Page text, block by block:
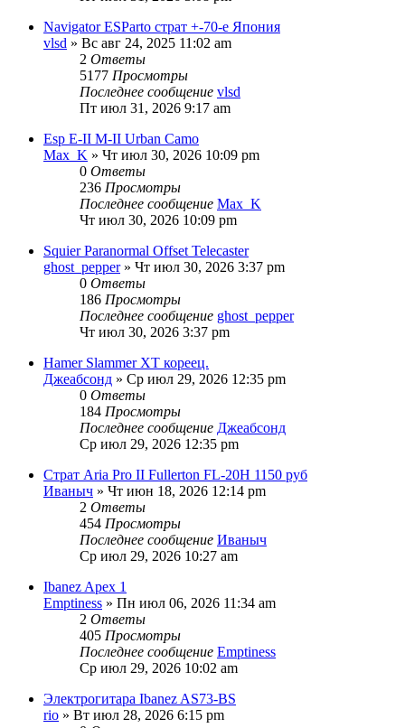
Navigator ESParto страт +-70-е Япония
vlsd » Вс авг 24, 2025 11:02 am
2 Ответы
5177 Просмотры
Последнее сообщение vlsd
Пт июл 31, 2026 9:17 am
Esp E-II M-II Urban Camo
Max_K » Чт июл 30, 2026 10:09 pm
0 Ответы
236 Просмотры
Последнее сообщение Max_K
Чт июл 30, 2026 10:09 pm
Squier Paranormal Offset Telecaster
ghost_pepper» Чт июл 30, 2026 3:37 pm
0 Ответы
186 Просмотры
Последнее сообщение ghost_pepper
Чт июл 30, 2026 3:37 pm
Hamer Slammer XT кореец.
Джеабсонд » Ср июл 29, 2026 12:35 pm
0 Ответы
184 Просмотры
Последнее сообщение Джеабсонд
Ср июл 29, 2026 12:35 pm
Страт Aria Pro II Fullerton FL-20H 1150 руб
Иваныч » Чт июн 18, 2026 12:14 pm
2 Ответы
454 Просмотры
Последнее сообщение Иваныч
Ср июл 29, 2026 10:27 am
Ibanez Apex 1
Emptiness » Пн июл 06, 2026 11:34 am
2 Ответы
405 Просмотры
Последнее сообщение Emptiness
Ср июл 29, 2026 10:02 am
Электрогитара Ibanez AS73-BS
rio » Вт июл 28, 2026 6:15 pm